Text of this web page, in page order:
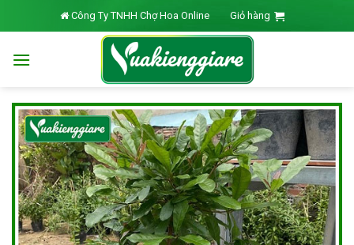
to
Công Ty TNHH Chợ Hoa Online Giỏ hàng